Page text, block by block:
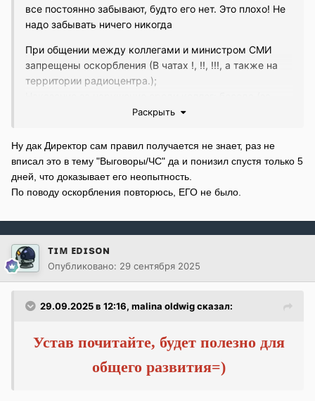
все постоянно забывают, будто его нет. Это плохо! Не
надо забывать ничего никогда
При общении между коллегами и министром СМИ
запрещены оскорбления (В чатах !, !!, !!!, а также на
территории радиоцентра.);
мелкое нарушение) / выговор. По отношению к
также к министру: увольнение
А посыл не оскорбление в принципе
Раскрыть
Ну дак Директор сам правил получается не знает, раз не
вписал это в тему "Выговоры/ЧС" да и понизил спустя только 5
дней, что доказывает его неопытность.
По поводу оскорбления повторюсь, ЕГО не было.
ᴛɪᴍ ᴇᴅɪsᴏɴ
Опубликовано: 29 сентября 2025
29.09.2025 в 12:16, malina oldwigсказал:
Устав почитайте, будет полезно для
общего развития=)